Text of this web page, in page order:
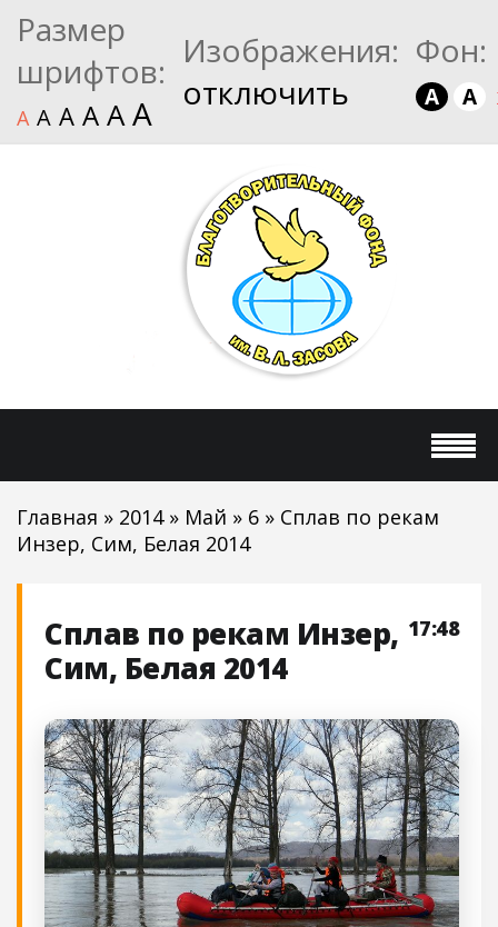
Размер
шрифтов:
A A A A AA
Изображения:
отключить
Фон:
A A
Главная » 2014 » Май » 6 » Сплав по рекам
Инзер, Сим, Белая 2014
17:48
Сплав по рекам Инзер,
Сим, Белая 2014